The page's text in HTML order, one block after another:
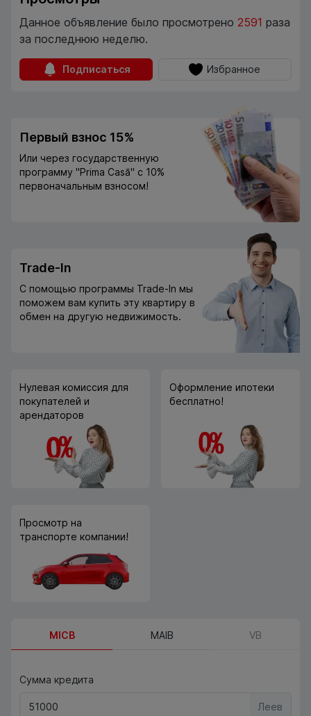
Данное объявление было просмотрено 2591 раза
за последнюю неделю.
Подписаться Избранное
Первый взнос 15%
Или через государственную
программу "Prima Casă" с 10%
первоначальным взносом!
Trade-In
С помощью программы Trade-In мы
поможем вам купить эту квартиру в
обмен на другую недвижимость.
Нулевая комиссия для
покупателей и
арендаторов
Оформление ипотеки
бесплатно!
Просмотр на
транспорте компании!
MICB MAIB VB
Сумма кредита
Леев